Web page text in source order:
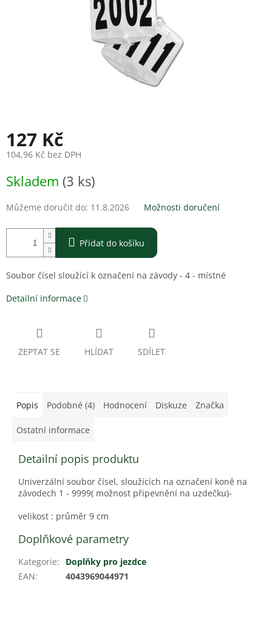
127 Kč
104,96 Kč bez DPH
cena:
Skladem (3 ks)
Můžeme doručit do: 11.8.2026 Možnosti doručení
Přidat do košíku
Soubor čísel sloužící k označení na závody - 4 - místné
Detailní informace
ZEPTAT SE HLÍDAT SDÍLET
Popis Podobné (4) Hodnocení Diskuze Značka
Ostatní informace
Detailní popis produktu
Univerzální soubor čísel, sloužících na označení koně na
závodech 1 - 9999( možnost připevnění na uzdečku)-
velikost : průměr 9 cm
Doplňkové parametry
Kategorie:
Doplňky pro jezdce
EAN: 4043969044971